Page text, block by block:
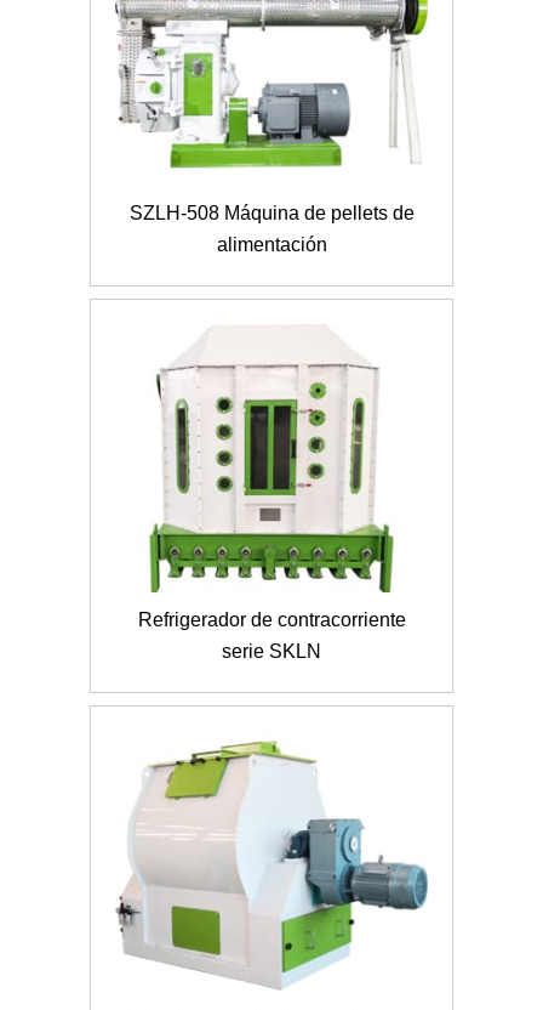
SZLH-508 Máquina de pellets de
alimentación
Refrigerador de contracorriente
serie SKLN